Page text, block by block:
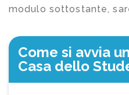
modulo sottostante,
Come si avvia
Casa dello